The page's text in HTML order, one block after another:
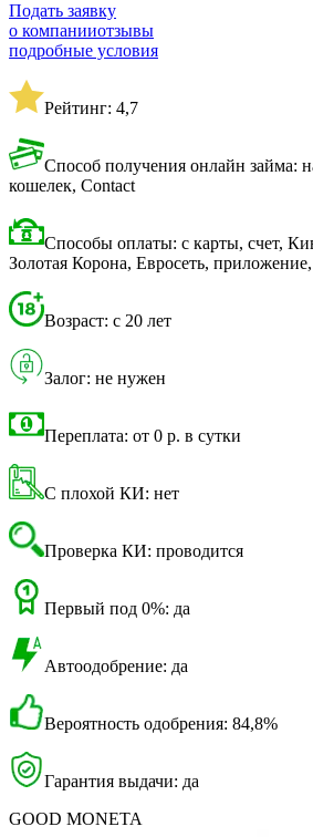
Подать заявку
о компанииотзывы
подробные условия
Рейтинг: 4,7
Способ получения онлайн займа:
кошелек, Contact
Способы оплаты: с карты, счет,
Золотая Корона, Евросеть,
Возраст: с 20 лет
Залог: не нужен
Переплата: от 0 р. в сутки
С плохой КИ: нет
Проверка КИ: проводится
Первый под 0%: да
Автоодобрение: да
Вероятность одобрения: 84,8%
Гарантия выдачи: да
GOOD MONETA